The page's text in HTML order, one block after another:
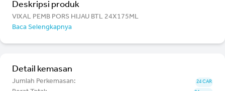
Deskripsi produk
VIXAL PEMB PORS HIJAU BTL 24X175ML
Baca Selengkapnya
Detail kemasan
Jumlah Perkemasan: 24 CAR